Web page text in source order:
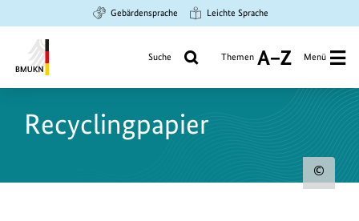
Hauptinhalt
springen
Suche
springen
Hauptnavigation
springen
Gebärdensprache Leichte Sprache
Umwelt,
Klimaschutz,
und
Suche Themen
A
Z
Menü
Recyclingpapier